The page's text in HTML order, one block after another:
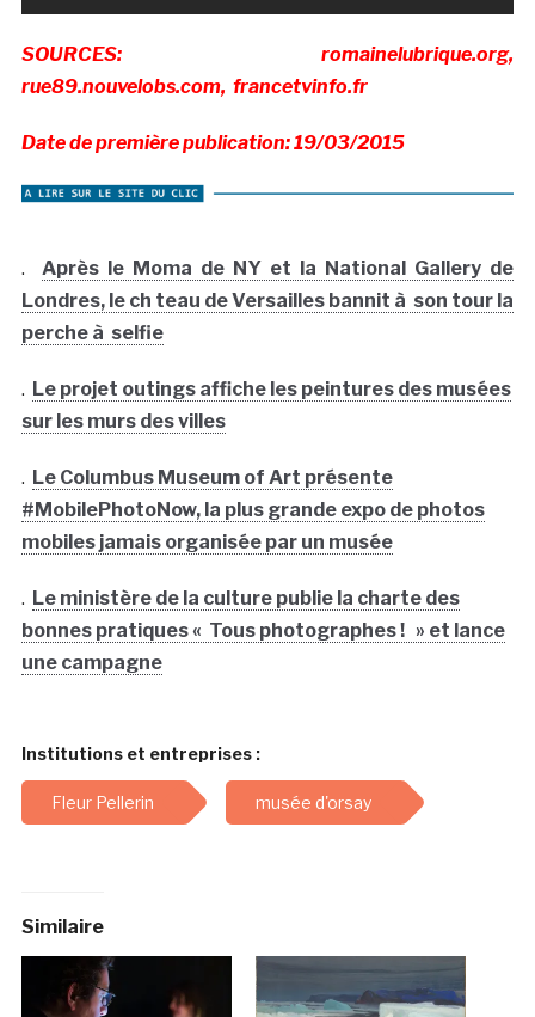
SOURCES: romainelubrique.org,
rue89.nouvelobs.com, francetvinfo.fr
Date de première publication: 19/03/2015
. Après le Moma de NY et la National Gallery de
Londres, le ch teau de Versailles bannit à son tour la
perche à selfie
. Le projet outings affiche les peintures des musées
sur les murs des villes
. Le Columbus Museum of Art présente
#MobilePhotoNow, la plus grande expo de photos
mobiles jamais organisée par un musée
. Le ministère de la culture publie la charte des
bonnes pratiques « Tous photographes ! » et lance
une campagne
Institutions et entreprises :
Fleur Pellerin musée d'orsay
Similaire